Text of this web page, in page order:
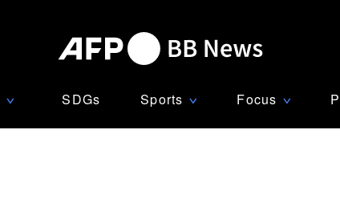
∨ SDGs Sports ∨ Focus ∨